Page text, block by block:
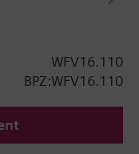
WFV16.110
BPZ:WFV16.110